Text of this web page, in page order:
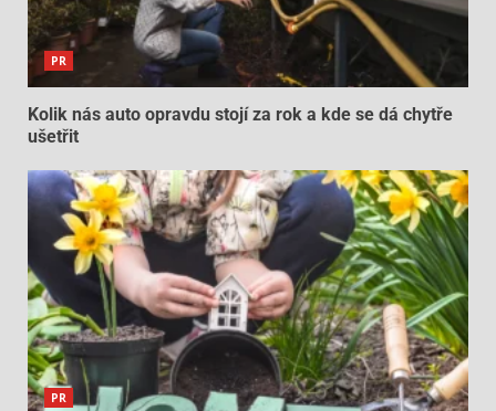
PR
Kolik nás auto opravdu stojí za rok a kde se dá chytře
ušetřit
PR